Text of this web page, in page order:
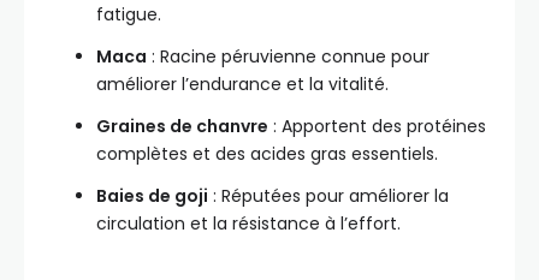
fatigue.
Maca : Racine péruvienne connue pour
améliorer l’endurance et la vitalité.
Graines de chanvre : Apportent des protéines
complètes et des acides gras essentiels.
Baies de goji : Réputées pour améliorer la
circulation et la résistance à l’effort.